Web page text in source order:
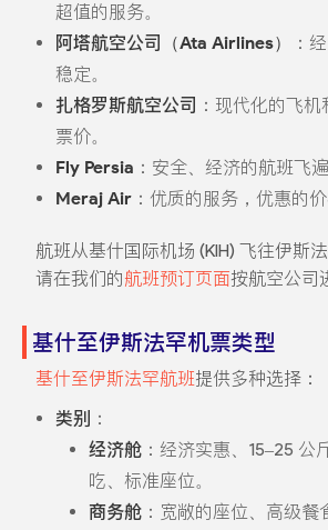
超值的服务。
阿塔航空公司（Ata Airlines）
：
稳定。
扎格罗斯航空公司 ：现代化的飞
票价。
Fly Persia ：安全、经济的航班飞遍
Meraj Air：优质的服务，优惠的价
航班从基什国际机场 (KIH) 飞往伊斯法
请在我们的航班预订页面按航空公司
基什至伊斯法罕机票类型
基什至伊斯法罕航班提供多种选择：
类别 ：
经济舱：经济实惠、15–25 公
吃、标准座位。
商务舱：宽敞的座位、高级餐